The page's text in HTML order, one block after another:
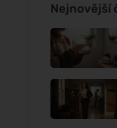
Nejnovější